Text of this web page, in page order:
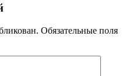
Обязательные поля